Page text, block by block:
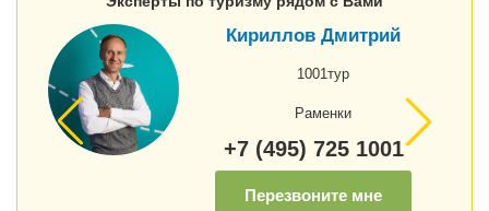
Кириллов Дмитрий
1001тур
Раменки
+7 (495) 725 1001
Перезвоните мне